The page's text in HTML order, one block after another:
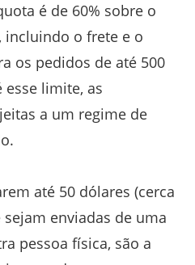
é de 60% sobre o
o frete e o
os pedidos de até 500
esse limite, as
a um regime de
até 50 dólares (cerca
sejam enviadas de uma
pessoa física, são a